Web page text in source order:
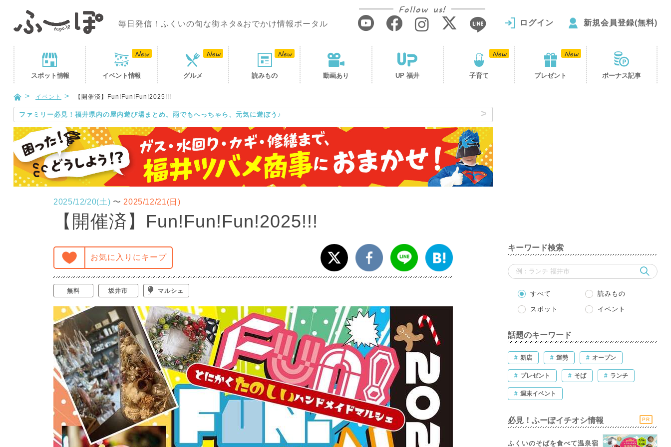
毎日発信！ふくいの旬な街ネタ&おでかけ情報ポータル
Follow us!
ログイン 新規会員登録(無料)
スポット情報 イベント情報 グルメ 読みもの 動画あり UP 福井 子育て プレゼント ボーナス記事
イベント 【開催済】Fun!Fun!Fun!2025!!!
ファミリー必見！福井県内の屋内遊び場まとめ。雨でもへっちゃら、元気に遊ぼう♪
2025/12/20(土) 〜 2025/12/21(日)
【開催済】Fun!Fun!Fun!2025!!!
お気に入りにキープ
無料 坂井市 マルシェ
キーワード検索
すべて 読みもの
スポット イベント
話題のキーワード
# 新店 # 運勢 # オープン
# プレゼント # そば # ランチ
# 週末イベント
必見！ふーぽイチオシ情報 PR
ふくいのそばを食べて温泉宿